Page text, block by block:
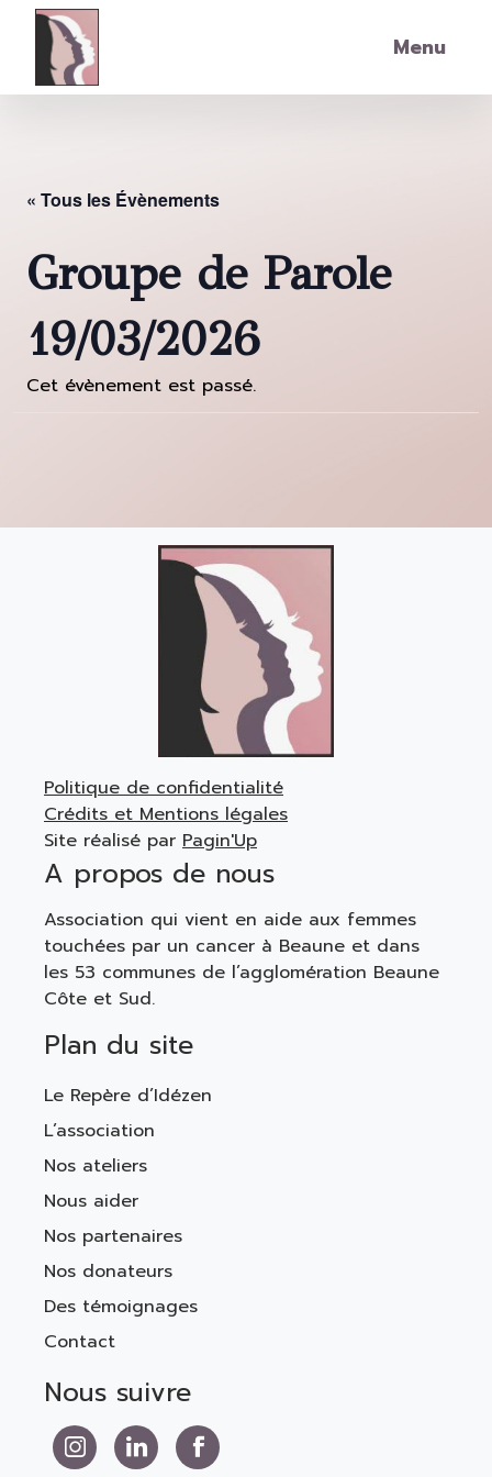
Skip to main content
Menu
« Tous les Évènements
Groupe de Parole
19/03/2026
Cet évènement est passé.
Politique de confidentialité
Crédits et Mentions légales
Site réalisé par Pagin'Up
A propos de nous
Association qui vient en aide aux femmes
touchées par un cancer à Beaune et dans
les 53 communes de l’agglomération Beaune
Côte et Sud.
Plan du site
Le Repère d’Idézen
L’association
Nos ateliers
Nous aider
Nos partenaires
Nos donateurs
Des témoignages
Contact
Nous suivre
Nous suivre sur Instagram
Nous suivre sur LinkedIn
Nous suivre sur Facebook